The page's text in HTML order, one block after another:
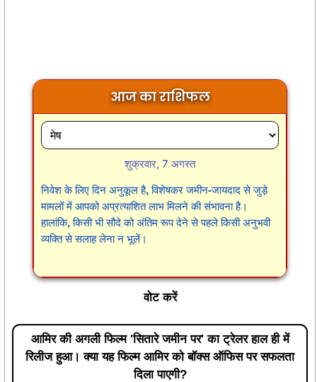
आज का राशिफल
शुक्रवार, 7 अगस्त
निवेश के लिए दिन अनुकूल है, विशेषकर जमीन-जायदाद से जुड़े
मामलों में आपको अप्रत्याशित लाभ मिलने की संभावना है।
हालांकि, किसी भी सौदे को अंतिम रूप देने से पहले किसी अनुभवी
व्यक्ति से सलाह लेना न भूलें।
वोट करें
आमिर की अगली फिल्म 'सितारे जमीन पर' का ट्रेलर हाल ही में
रिलीज हुआ। क्या यह फिल्म आमिर को बॉक्स ऑफिस पर सफलता
दिला पाएगी?